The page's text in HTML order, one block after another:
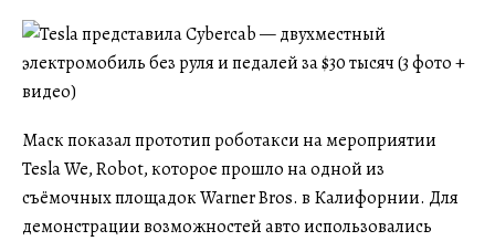
Маск показал прототип роботакси на мероприятии
Tesla We, Robot, которое прошло на одной из
съёмочных площадок Warner Bros. в Калифорнии. Для
демонстрации возможностей авто использовались